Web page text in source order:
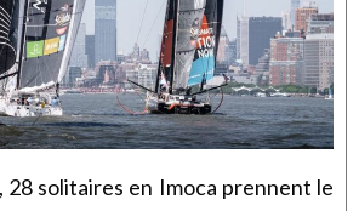
28 solitaires en Imoca prennent le